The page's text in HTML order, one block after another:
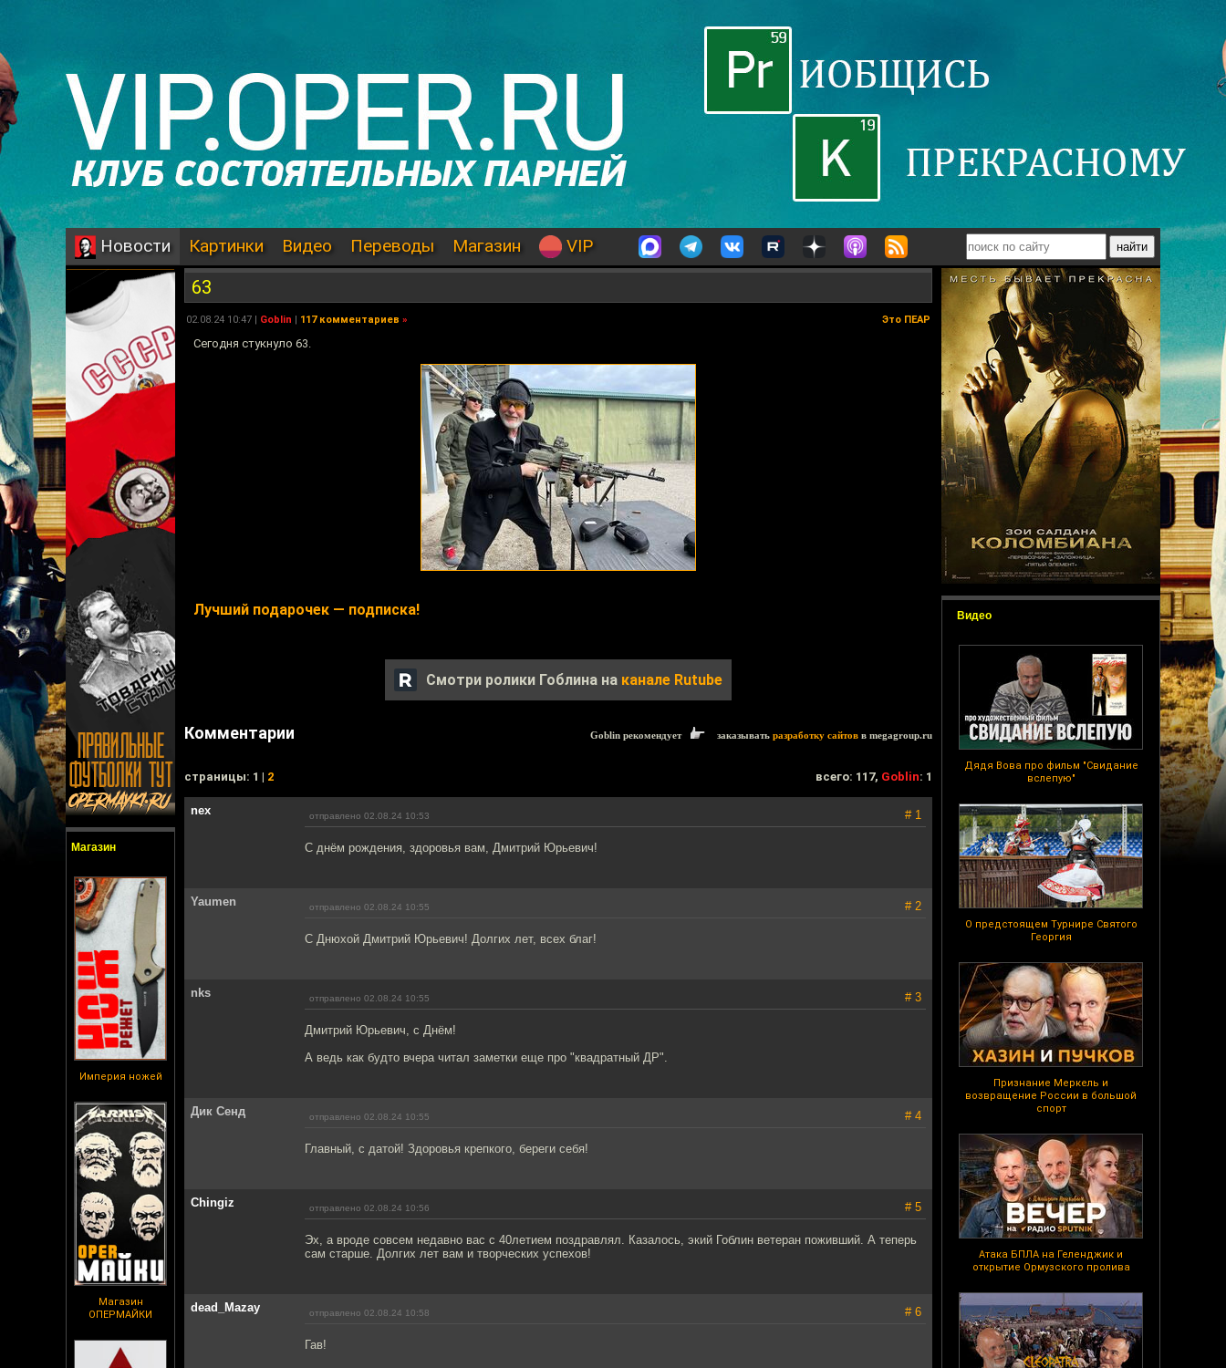
Новости Картинки Видео Переводы Магазин VIP
Магазин
Империя ножей
Магазин
ОПЕРМАЙКИ
Видео
Дядя Вова про фильм "Свидание
вслепую"
О предстоящем Турнире Святого
Георгия
Признание Меркель и
возвращение России в большой
спорт
Атака БПЛА на Геленджик и
открытие Ормузского пролива
63
02.08.24 10:47 | Goblin | 117 комментариев » Это ПЕАР
Сегодня стукнуло 63.
Лучший подарочек — подписка!
Смотри ролики Гоблина на канале Rutube
Комментарии Goblin рекомендует заказывать разработку сайтов в megagroup.ru
cтраницы: 1 | 2 всего: 117, Goblin: 1
nex отправлено 02.08.24 10:53 # 1
С днём рождения, здоровья вам, Дмитрий Юрьевич!
Yaumen отправлено 02.08.24 10:55 # 2
С Днюхой Дмитрий Юрьевич! Долгих лет, всех благ!
nks отправлено 02.08.24 10:55 # 3
Дмитрий Юрьевич, с Днём!
А ведь как будто вчера читал заметки еще про "квадратный ДР".
Дик Сенд отправлено 02.08.24 10:55 # 4
Главный, с датой! Здоровья крепкого, береги себя!
Chingiz отправлено 02.08.24 10:56 # 5
Эх, а вроде совсем недавно вас с 40летием поздравлял. Казалось, экий Гоблин ветеран поживший. А теперь
сам старше. Долгих лет вам и творческих успехов!
dead_Mazay отправлено 02.08.24 10:58 # 6
Гав!